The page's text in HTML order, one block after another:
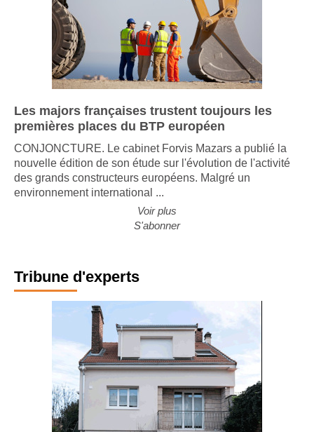
Les majors françaises trustent toujours les
premières places du BTP européen
CONJONCTURE. Le cabinet Forvis Mazars a publié la
nouvelle édition de son étude sur l'évolution de l'activité
des grands constructeurs européens. Malgré un
environnement international ...
Voir plus
S'abonner
Tribune d'experts